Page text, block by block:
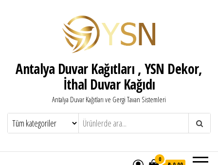
Antalya Duvar Kağıtları , YSN Dekor,
İthal Duvar Kağıdı
Antalya Duvar Kağıtları ve Gergi Tavan Sistemleri
0